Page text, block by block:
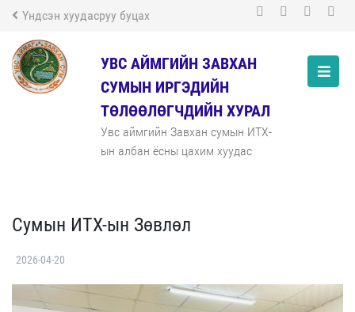
Үндсэн хуудасруу буцах
УВС АЙМГИЙН ЗАВХАН
СУМЫН ИРГЭДИЙН
ТӨЛӨӨЛӨГЧДИЙН ХУРАЛ
Увс аймгийн Завхан сумын ИТХ-
ын албан ёсны цахим хуудас
Сумын ИТХ-ын Зөвлөл
2026-04-20